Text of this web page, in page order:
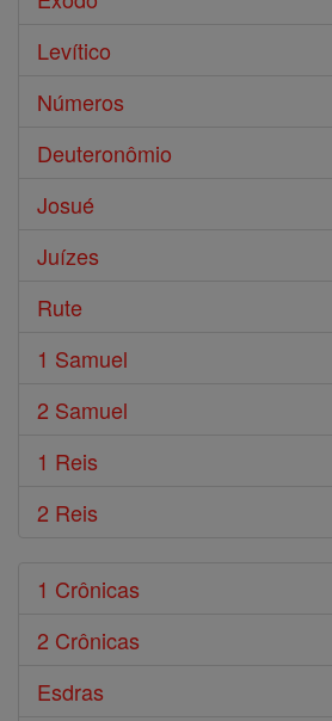
Levítico
Números
Deuteronômio
Josué
Juízes
Rute
1 Samuel
2 Samuel
1 Reis
2 Reis
1 Crônicas
2 Crônicas
Esdras